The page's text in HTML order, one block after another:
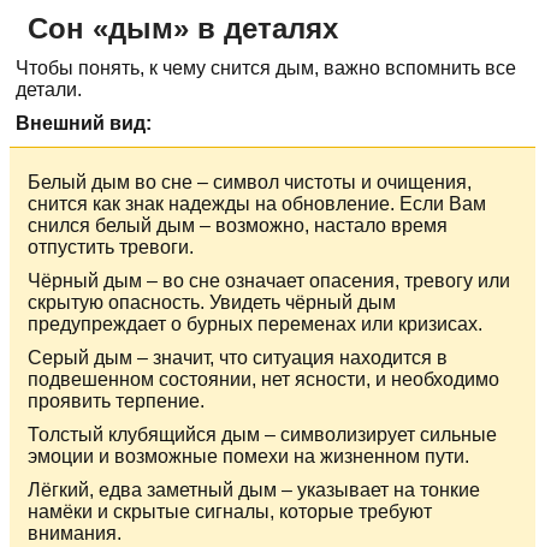
Сон «дым» в деталях
Чтобы понять, к чему снится дым, важно вспомнить все
детали.
Внешний вид:
Белый дым во сне – символ чистоты и очищения,
снится как знак надежды на обновление. Если Вам
снился белый дым – возможно, настало время
отпустить тревоги.
Чёрный дым – во сне означает опасения, тревогу или
скрытую опасность. Увидеть чёрный дым
предупреждает о бурных переменах или кризисах.
Серый дым – значит, что ситуация находится в
подвешенном состоянии, нет ясности, и необходимо
проявить терпение.
Толстый клубящийся дым – символизирует сильные
эмоции и возможные помехи на жизненном пути.
Лёгкий, едва заметный дым – указывает на тонкие
намёки и скрытые сигналы, которые требуют
внимания.